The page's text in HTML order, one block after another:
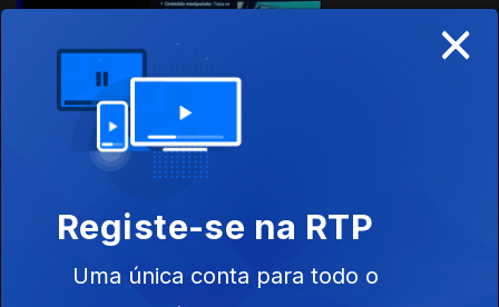
Desinformação
29 abr. 2023
Do ensino ao
laboral
×
Registe-se na RTP
Uma única conta para todo o